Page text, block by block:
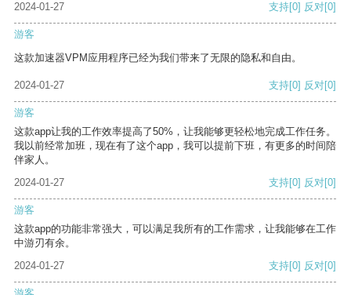
2024-01-27 支持[0] 反对[0]
游客
这款加速器VPM应用程序已经为我们带来了无限的隐私和自由。
2024-01-27 支持[0] 反对[0]
游客
这款app让我的工作效率提高了50%，让我能够更轻松地完成工作任务。
我以前经常加班，现在有了这个app，我可以提前下班，有更多的时间陪
伴家人。
2024-01-27
支持[0] 反对[0]
游客
这款app的功能非常强大，可以满足我所有的工作需求，让我能够在工作
中游刃有余。
2024-01-27
支持[0] 反对[0]